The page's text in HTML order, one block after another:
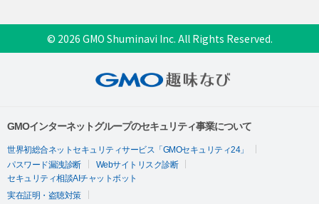
© 2026 GMO Shuminavi Inc. All Rights Reserved.